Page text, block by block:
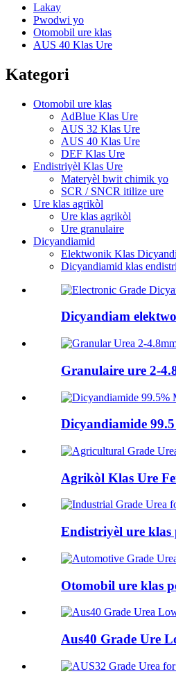
Lakay
Pwodwi yo
Otomobil ure klas
AUS 40 Klas Ure
Kategori
Otomobil ure klas
AdBlue Klas Ure
AUS 32 Klas Ure
AUS 40 Klas Ure
DEF Klas Ure
Endistriyèl Klas Ure
Materyèl bwit chimik yo
SCR / SNCR itilize ure
Ure klas agrikòl
Ure klas agrikòl
Ure granulaire
Dicyandiamid
Elektwonik Klas
Dicyandiamid klas
Dicyandiam
Granulaire ure 2-
Dicyandiamide
Agrikòl Klas Ure
Endistriyèl ure klas
Otomobil ure klas
Aus40 Grade Ure